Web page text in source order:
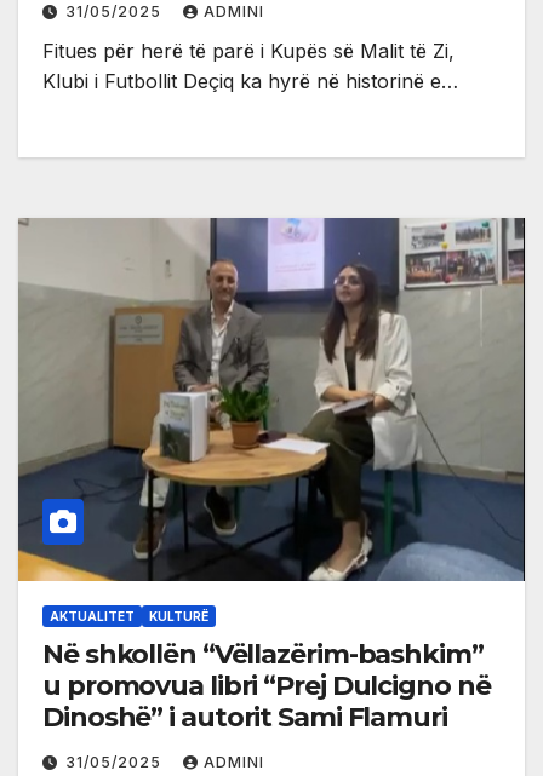
31/05/2025 ADMINI
Fitues për herë të parë i Kupës së Malit të Zi,
Klubi i Futbollit Deçiq ka hyrë në historinë e…
AKTUALITET KULTURË
Në shkollën “Vëllazërim-bashkim”
u promovua libri “Prej Dulcigno në
Dinoshë” i autorit Sami Flamuri
31/05/2025 ADMINI